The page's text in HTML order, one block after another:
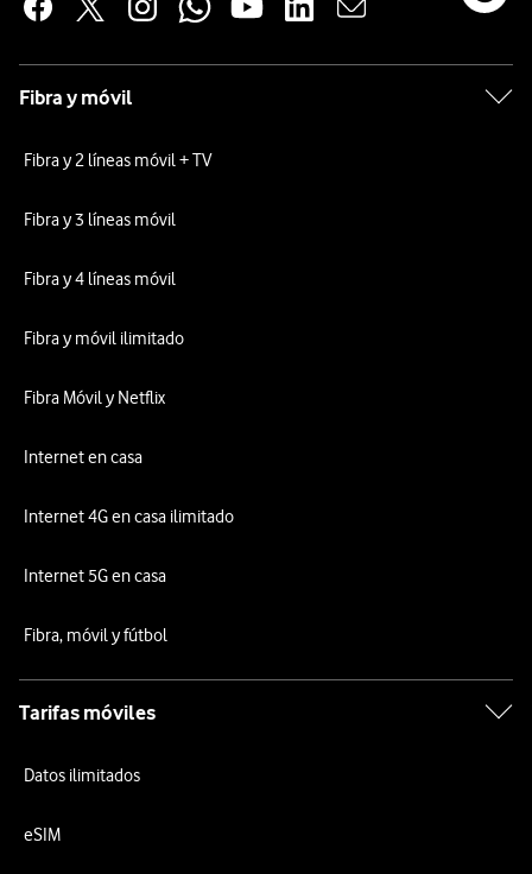
Fibra y móvil
Fibra y 2 líneas móvil + TV
Fibra y 3 líneas móvil
Fibra y 4 líneas móvil
Fibra y móvil ilimitado
Fibra Móvil y Netflix
Internet en casa
Internet 4G en casa ilimitado
Internet 5G en casa
Fibra, móvil y fútbol
Tarifas móviles
Datos ilimitados
eSIM